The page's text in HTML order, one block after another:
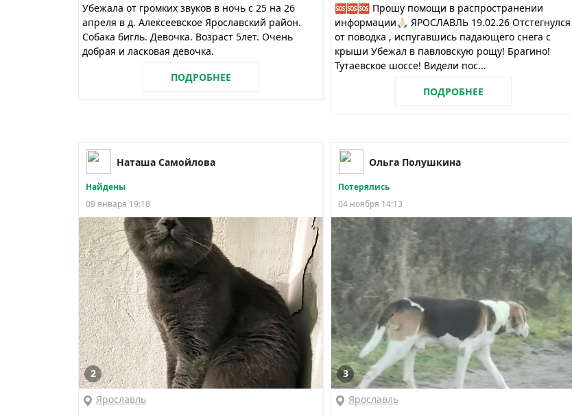
Убежала от громких звуков в ночь с 25 на 26
апреля в д. Алексеевское Ярославский район.
Собака бигль. Девочка. Возраст 5лет. Очень
добрая и ласковая девочка.
ПОДРОБНЕЕ
🆘🆘🆘 Прошу помощи в распространении
информации🙏🏻 ЯРОСЛАВЛЬ 19.02.26 Отстегнулся
от поводка , испугавшись падающего снега с
крыши Убежал в павловскую рощу! Брагино!
Тутаевское шоссе! Видели пос...
ПОДРОБНЕЕ
Наташа Самойлова
Найдены
09 января 19:18
2
Ярославль
Ольга Полушкина
Потерялись
04 ноября 14:13
3
Ярославль